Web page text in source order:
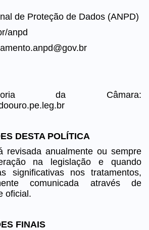
de Proteção de Dados (ANPD)
anpd
da Câmara:
DESTA POLÍTICA
revisada anualmente ou sempre
na legislação e quando
significativas nos tratamentos,
comunicada através de
oficial.
FINAIS